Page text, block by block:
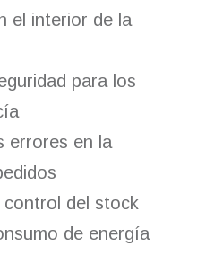
el interior de la
para los
errores en la
control del stock
de energía